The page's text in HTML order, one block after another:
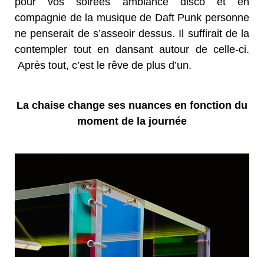
compagnie de la musique de Daft Punk personne
ne penserait de s’asseoir dessus. Il suffirait de la
contempler tout en dansant autour de celle-ci.
Après tout, c’est le rêve de plus d’un.
La chaise change ses nuances en fonction du
moment de la journée